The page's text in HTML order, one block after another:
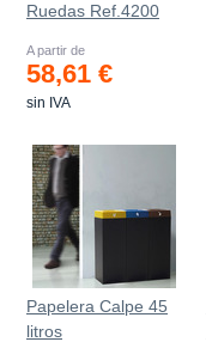
Ruedas Ref.4200
A partir de
58,61 €
sin IVA
Papelera Calpe 45
litros